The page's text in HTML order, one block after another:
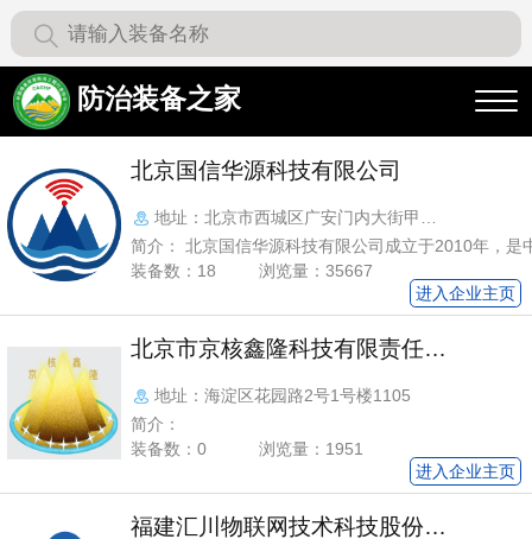
防治装备之家
找供应商
北京国信华源科技有限公司
地址：北京市西城区广安门内大街甲
306号楼825室
简介： 北京国信华源科技有限公司成立于2010年，是
园区与北京市认定的双高新技术企业、知识产权双自
市认定的软件企业。国信华源主要致力于国家防灾预
全预警领域的智能感知技术、北斗高精度定位技术、
术、大数据分析技术、物联网平台及人工智能预警模
发，为安全预警行业提供完善的综合防灾预警解决方
预警系统”在地质灾害、山洪灾害、应急管理、智慧城
广泛应用。 公司自主研发的国信物联监测预警系统荣
家专利和省部级科技进步奖，作为企业参与编制了自
质灾害监测预警设备监测检验技术规范》和水利部《
设备技术条件》行业标准。目前攻速业务分部全国28
品服务涉及1000余县区，30000余社区、监测设备安
装备数：18
浏览量：35667
进入企业主页
北京市京核鑫隆科技有限责任公
地址：海淀区花园路2号1号楼1105
简介：
装备数：0
浏览量：1951
进入企业主页
福建汇川物联网技术科技股份有